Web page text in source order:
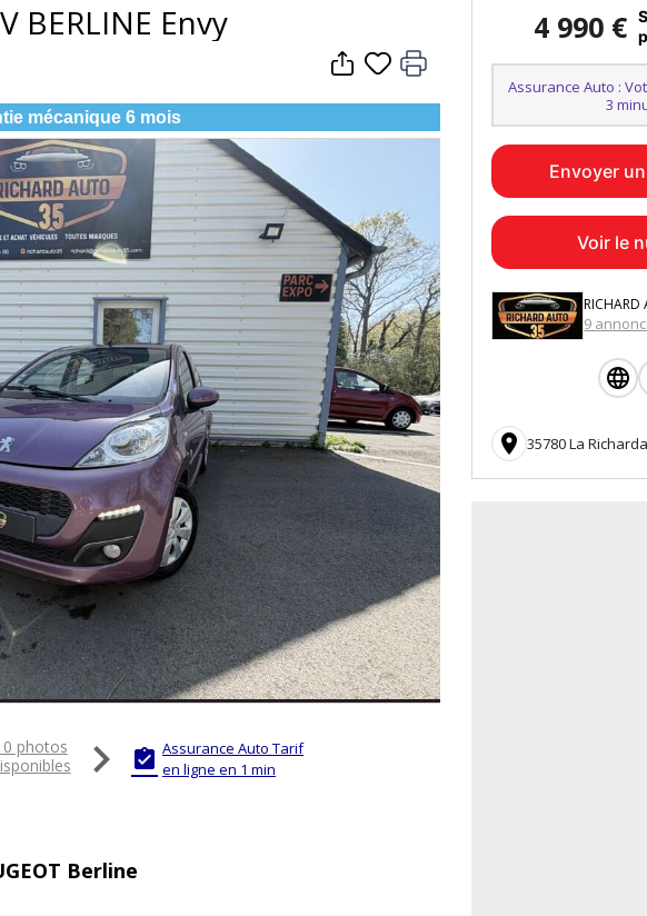
PEUGEOT 107 1.0i 12V BERLINE Envy
mécanique 6 mois
photos
  Assurance Auto Tarif
en ligne en 1 min
Berline
4 990 €
Assurance Auto :
3
Envoyer
Voir le
RICHARD
9
 35780 La